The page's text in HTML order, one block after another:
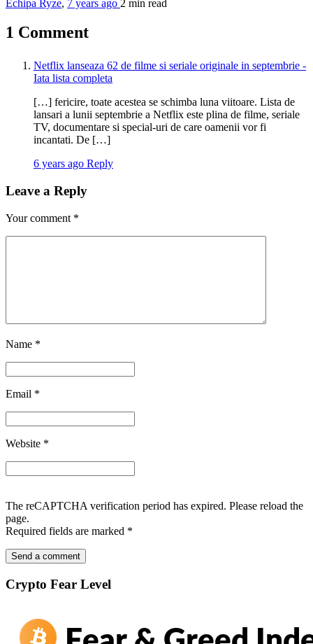
Echipa Ryze, 7 years ago 2 min read
1 Comment
Netflix lanseaza 62 de filme si seriale originale in septembrie -
Iata lista completa
[…] fericire, toate acestea se schimba luna viitoare. Lista de
lansari a lunii septembrie a Netflix este plina de filme, seriale
TV, documentare si special-uri de care oamenii vor fi
incantati. De […]
6 years ago Reply
Leave a Reply
Your comment *
Name *
Email *
Website *
The reCAPTCHA verification period has expired. Please reload the
page.
Required fields are marked *
Crypto Fear Level